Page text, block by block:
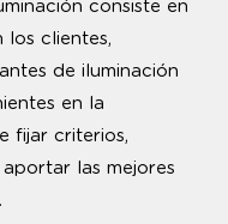
consiste en
los clientes,
de iluminación
en la
fijar criterios,
las mejores